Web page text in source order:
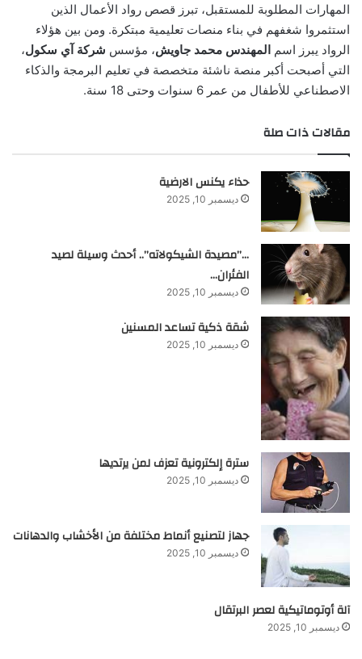
المهارات المطلوبة للمستقبل، تبرز قصص رواد الأعمال الذين
استثمروا شغفهم في بناء منصات تعليمية مبتكرة. ومن بين هؤلاء
الرواد يبرز اسم المهندس محمد جاويش، مؤسس شركة آي سكول،
التي أصبحت أكبر منصة ناشئة متخصصة في تعليم البرمجة والذكاء
الاصطناعي للأطفال من عمر 6 سنوات وحتى 18 سنة.
مقالات ذات صلة
حذاء يكنس الارضية
ديسمبر 10, 2025
…”مصيدة الشيكولاته”.. أحدث وسيلة لصيد
الفئران…
ديسمبر 10, 2025
شقة ذكية تساعد المسنين
ديسمبر 10, 2025
سترة إلكترونية تعزف لمن يرتديها
ديسمبر 10, 2025
جهاز لتصنيع أنماط مختلفة من الأخشاب والدهانات
ديسمبر 10, 2025
آلة أوتوماتيكية لعصر البرتقال
ديسمبر 10, 2025